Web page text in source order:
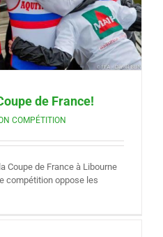
de France!
COMPÉTITION
Coupe de France à Libourne
compétition oppose les